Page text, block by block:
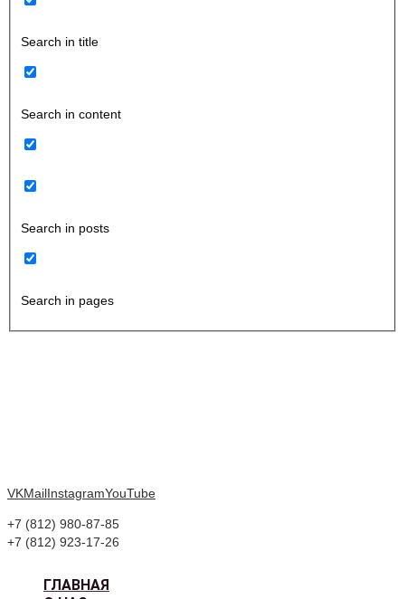
Search in title
Search in content
Search in posts
Search in pages
VKMailInstagramYouTube
+7 (812) 980-87-85
+7 (812) 923-17-26
ГЛАВНАЯ